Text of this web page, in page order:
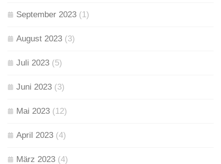
September 2023 (1)
August 2023 (3)
Juli 2023 (5)
Juni 2023 (3)
Mai 2023 (12)
April 2023 (4)
März 2023 (4)